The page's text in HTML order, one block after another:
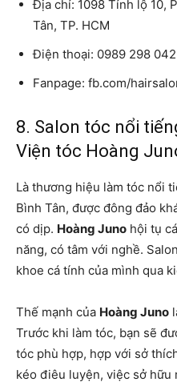
Địa chỉ: 1098 Tỉnh lộ 10,
Tân, TP. HCM
Điện thoại: 0989 298 042
Fanpage: fb.com/
8. Salon tóc nổi
Viện tóc Hoàng
Là thương hiệu làm tóc nổi
Bình Tân, được đông đảo
có dịp. Hoàng Juno hội tụ
năng, có tâm với nghề.
khoe cá tính của mình qua
Thế mạnh của Hoàng Juno
Trước khi làm tóc, bạn sẽ
tóc phù hợp, hợp với sở
kéo điêu luyện, việc sở hữu